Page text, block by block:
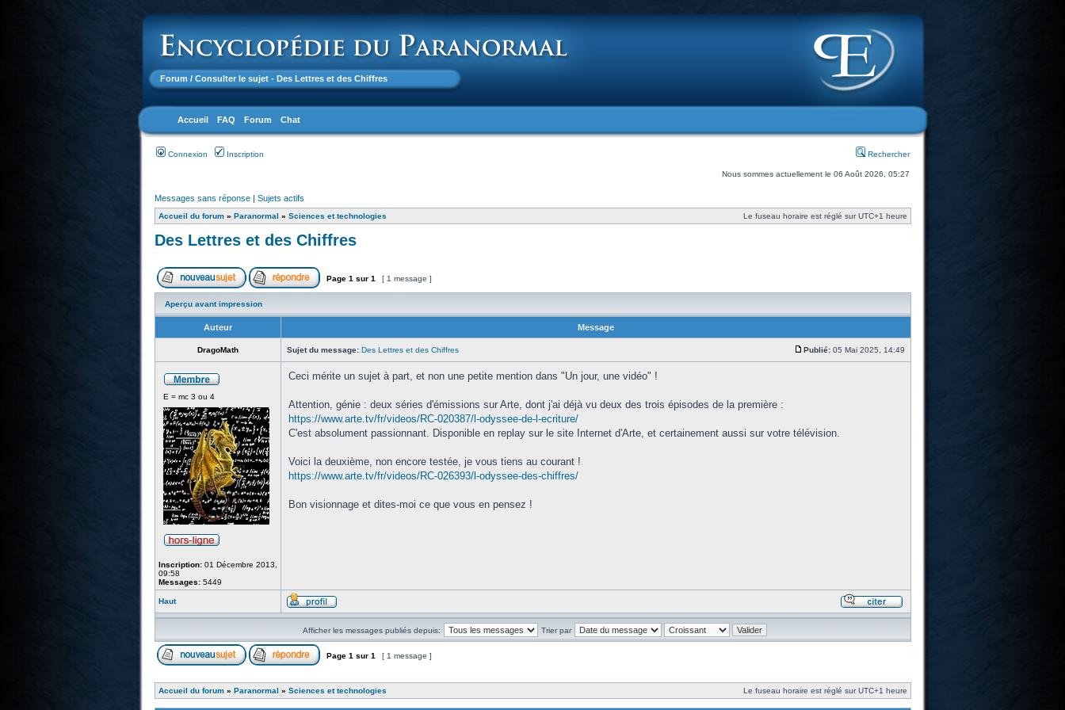
Forum / Consulter le sujet - Des Lettres et des Chiffres
Accueil FAQ Forum Chat
Connexion Inscription Rechercher
Nous sommes actuellement le 06 Août 2026, 05:27
Messages sans réponse| Sujets actifs
Accueil du forum» Paranormal » Sciences et technologies Le fuseau horaire est réglé sur UTC+1 heure
Des Lettres et des Chiffres
Page 1 sur 1 [ 1 message ]
Aperçu avant impression
Auteur Message
DragoMath Sujet du message: Des Lettres et des Chiffres Publié:05 Mai 2025, 14:49
E = mc 3 ou 4
Inscription:01 Décembre 2013,
09:58
Messages:5449
Ceci mérite un sujet à part, et non une petite mention dans "Un jour, une vidéo" !
Attention, génie : deux séries d'émissions sur Arte, dont j'ai déjà vu deux des trois épisodes de la première :
https://www.arte.tv/fr/videos/RC-020387/l-odyssee-de-l-ecriture/
C'est absolument passionnant. Disponible en replay sur le site Internet d'Arte, et certainement aussi sur votre télévision.
Voici la deuxième, non encore testée, je vous tiens au courant !
https://www.arte.tv/fr/videos/RC-026393/l-odyssee-des-chiffres/
Bon visionnage et dites-moi ce que vous en pensez !
Haut
Afficher les messages publiés depuis: Trier par
Page 1 sur 1 [ 1 message ]
Accueil du forum» Paranormal » Sciences et technologies Le fuseau horaire est réglé sur UTC+1 heure